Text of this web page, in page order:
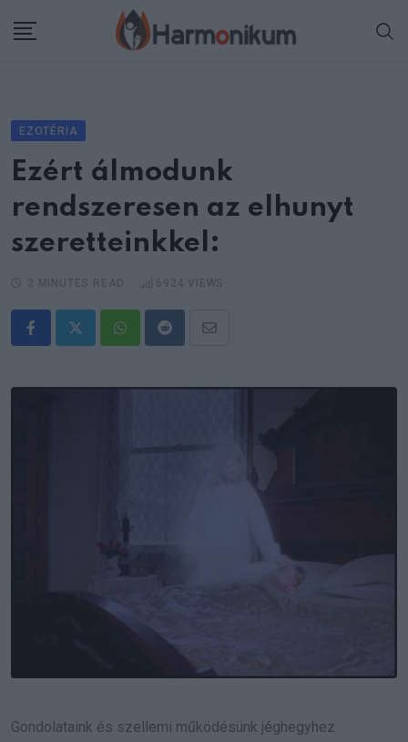
EZOTÉRIA
Ezért álmodunk
rendszeresen az elhunyt
szeretteinkkel:
WhatsappRedditShare
Email
Gondolataink és szellemi működésünk jéghegyhez